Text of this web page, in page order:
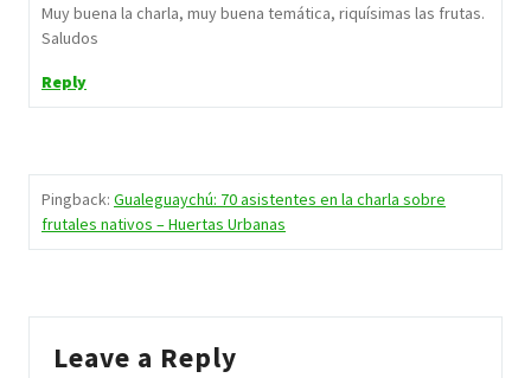
Muy buena la charla, muy buena temática, riquísimas las frutas.
Saludos
Reply
Pingback: Gualeguaychú: 70 asistentes en la charla sobre
frutales nativos – Huertas Urbanas
Leave a Reply